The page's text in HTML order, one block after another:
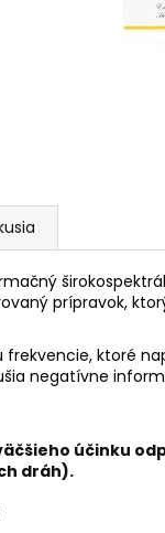
prípravok,
frekvencie, ktoré
negatívne
účinku
dráh).